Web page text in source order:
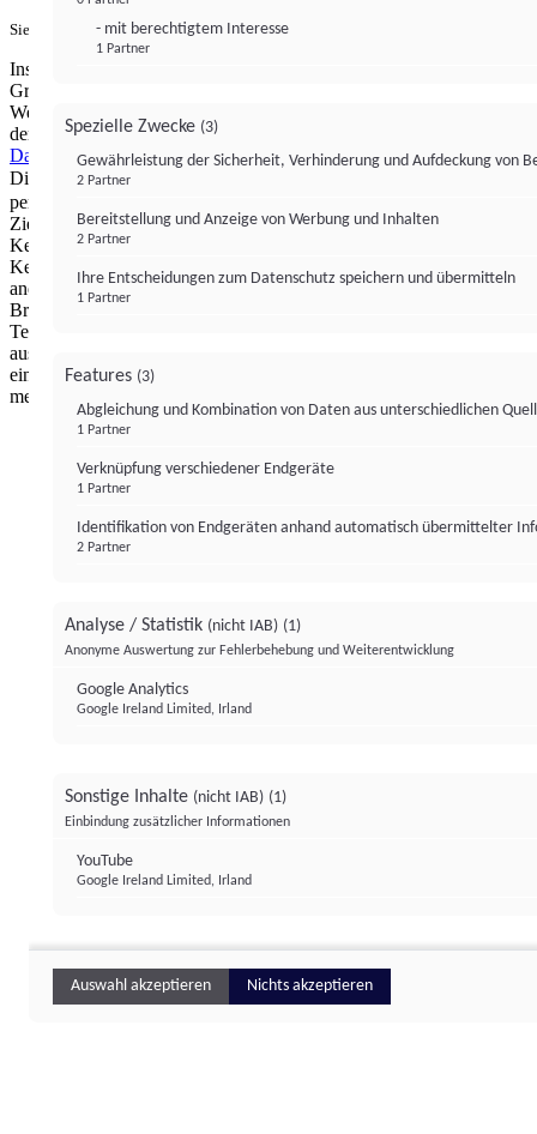
Sie haben ein PUR-Abo?Hier anmelden.
Institutional Money mit Werbung: Wir nutzen aus wirtschaftlichen
Gründen die Möglichkeit, unsere Webseite Dritten als digitalen
Werbeplatz zur Verfügung zu stellen. Über Verarbeitungen, die in
der Verantwortung von uns liegen, können Sie sich in unserer
Datenschutzerklärungnäher informieren.Zur Bereitstellung unserer
Dienste nutzen wir Technologien von
personalisierte Werbung, Messung von Werbeleistung und
Zielgruppenforschung. Cookies, Endgeräte- oder ähnliche Online-
Kennungen (z. B. login-basierte Kennungen, zufällig generierte
Kennungen, netzwerkbasierte Kennungen) können zusammen mit
anderen Informationen (z. B. Browsertyp und
Browserinformationen, Sprache, Bildschirmgröße, unterstützte
Technologien usw.) auf Ihrem Endgerät gespeichert oder von dort
ausgelesen werden, um es jedes Mal wiederzuerkennen, wenn es
eine App oder einer Webseite aufruft. Dies geschieht für einen oder
mehrere der hier aufgeführten Verarbeitungszwecke.
- mit berechtigtem Interesse
1 Partner
Spezielle Zwecke (3)
Gewährleistung der Sicherheit, Verhinderung und Aufdeckung von
2 Partner
Bereitstellung und Anzeige von Werbung und Inhalten
2 Partner
Ihre Entscheidungen zum Datenschutz speichern und übermitteln
1 Partner
Features (3)
Abgleichung und Kombination von Daten aus unterschiedlichen
1 Partner
Verknüpfung verschiedener Endgeräte
1 Partner
Identifikation von Endgeräten anhand automatisch übermittelter
2 Partner
Analyse / Statistik (nicht IAB) (1)
Anonyme Auswertung zur Fehlerbehebung und Weiterentwicklung
Google Analytics
Google Ireland Limited, Irland
Sonstige Inhalte (nicht IAB) (1)
Einbindung zusätzlicher Informationen
YouTube
Google Ireland Limited, Irland
Auswahl akzeptieren Nichts akzeptieren
Institutional Money
ImpressumDatenschutzerklärung